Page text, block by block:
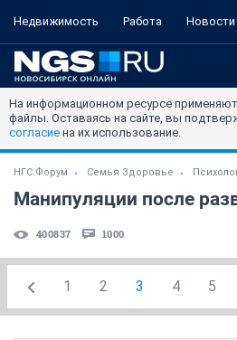
Недвижимость Работа Новости
На информационном ресурсе
файлы. Оставаясь на сайте, вы
согласие на их использование.
НГС.Форум Семья Здоровье
Манипуляции после
400837 1000
1 2 3 4 5